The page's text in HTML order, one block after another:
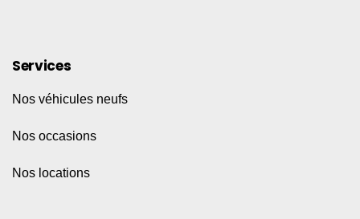
Services
Nos véhicules neufs
Nos occasions
Nos locations